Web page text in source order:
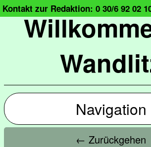
Kontakt zur Redaktion: 0 30/6 92 02
Navigation
← Zurückgehen